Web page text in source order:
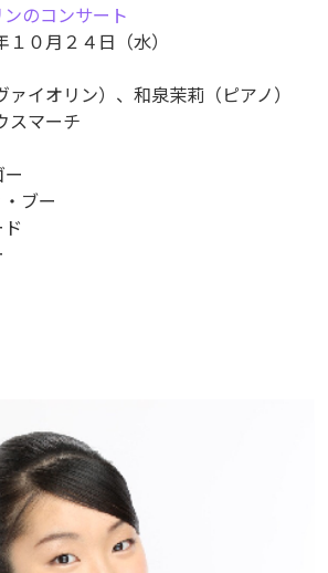
のコンサート
０月２４日（水）
イオリン）、和泉茉莉（ピアノ）
スマーチ
ブー